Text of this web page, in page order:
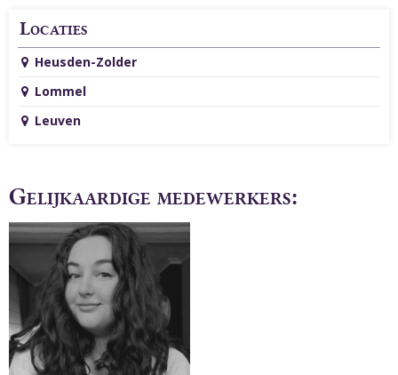
Locaties
Heusden-Zolder
Lommel
Leuven
Gelijkaardige medewerkers: